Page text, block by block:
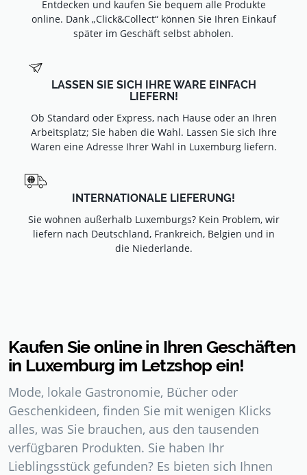
Entdecken und kaufen Sie bequem alle Produkte
online. Dank „Click&Collect“ können Sie Ihren Einkauf
später im Geschäft selbst abholen.
LASSEN SIE SICH IHRE WARE EINFACH
LIEFERN!
Ob Standard oder Express, nach Hause oder an Ihren
Arbeitsplatz; Sie haben die Wahl. Lassen Sie sich Ihre
Waren eine Adresse Ihrer Wahl in Luxemburg liefern.
INTERNATIONALE LIEFERUNG!
Sie wohnen außerhalb Luxemburgs? Kein Problem, wir
liefern nach Deutschland, Frankreich, Belgien und in
die Niederlande.
Kaufen Sie online in Ihren Geschäften
in Luxemburg im Letzshop ein!
Mode, lokale Gastronomie, Bücher oder
Geschenkideen, finden Sie mit wenigen Klicks
alles, was Sie brauchen, aus den tausenden
verfügbaren Produkten. Sie haben Ihr
Lieblingsstück gefunden? Es bieten sich Ihnen